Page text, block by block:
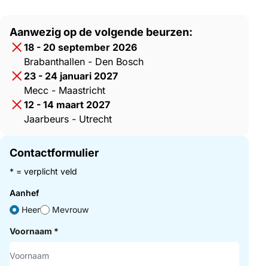
Aanwezig op de volgende beurzen:
18 - 20 september 2026
Brabanthallen - Den Bosch
23 - 24 januari 2027
Mecc - Maastricht
12 - 14 maart 2027
Jaarbeurs - Utrecht
Contactformulier
* = verplicht veld
Aanhef
Heer
Mevrouw
Voornaam *